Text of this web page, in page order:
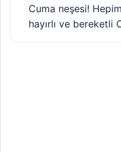
Cuma neşesi!
hayırlı ve bereketli